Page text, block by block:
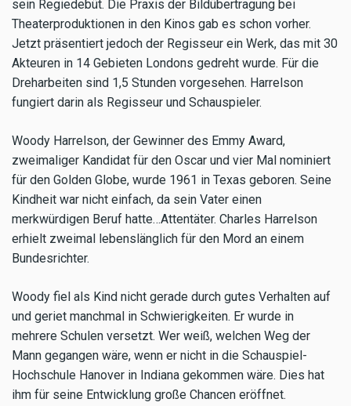
sein Regiedebüt. Die Praxis der Bildübertragung bei
Theaterproduktionen in den Kinos gab es schon vorher.
Jetzt präsentiert jedoch der Regisseur ein Werk, das mit 30
Akteuren in 14 Gebieten Londons gedreht wurde. Für die
Dreharbeiten sind 1,5 Stunden vorgesehen. Harrelson
fungiert darin als Regisseur und Schauspieler.
Woody Harrelson, der Gewinner des Emmy Award,
zweimaliger Kandidat für den Oscar und vier Mal nominiert
für den Golden Globe, wurde 1961 in Texas geboren. Seine
Kindheit war nicht einfach, da sein Vater einen
merkwürdigen Beruf hatte…Attentäter. Charles Harrelson
erhielt zweimal lebenslänglich für den Mord an einem
Bundesrichter.
Woody fiel als Kind nicht gerade durch gutes Verhalten auf
und geriet manchmal in Schwierigkeiten. Er wurde in
mehrere Schulen versetzt. Wer weiß, welchen Weg der
Mann gegangen wäre, wenn er nicht in die Schauspiel-
Hochschule Hanover in Indiana gekommen wäre. Dies hat
ihm für seine Entwicklung große Chancen eröffnet.